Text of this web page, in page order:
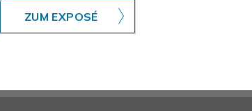
ZUM EXPOSÉ